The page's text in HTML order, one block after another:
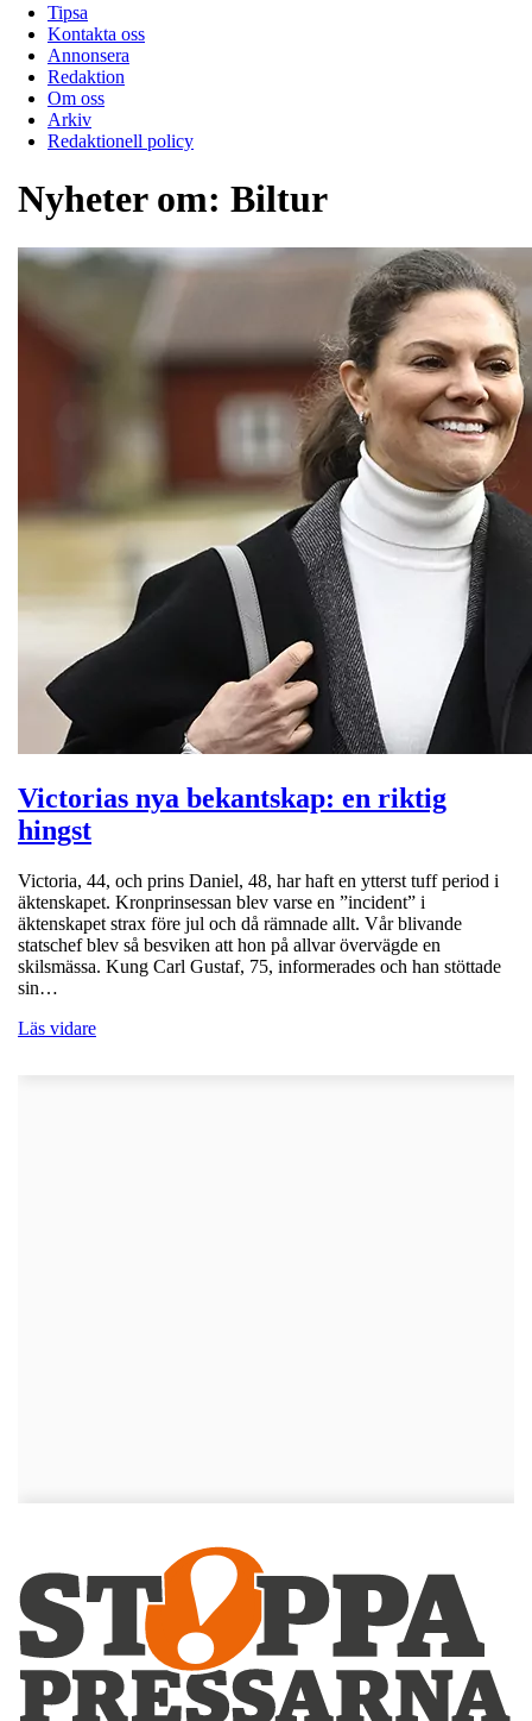
Tipsa
Kontakta oss
Annonsera
Redaktion
Om oss
Arkiv
Redaktionell policy
Nyheter om: Biltur
Victorias nya bekantskap: en riktig
hingst
Victoria, 44, och prins Daniel, 48, har haft en ytterst tuff period i
äktenskapet. Kronprinsessan blev varse en ”incident” i
äktenskapet strax före jul och då rämnade allt. Vår blivande
statschef blev så besviken att hon på allvar övervägde en
skilsmässa. Kung Carl Gustaf, 75, informerades och han stöttade
sin…
Läs vidare